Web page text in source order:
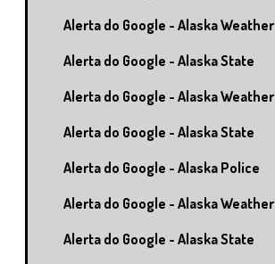
Alerta do Google - Alaska Weather
Alerta do Google - Alaska State
Alerta do Google - Alaska Weather
Alerta do Google - Alaska State
Alerta do Google - Alaska Police
Alerta do Google - Alaska Weather
Alerta do Google - Alaska State